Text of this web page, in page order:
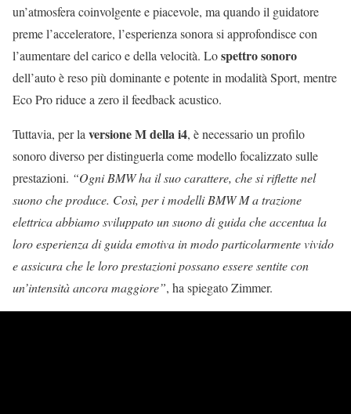
un’atmosfera coinvolgente e piacevole, ma quando il guidatore
preme l’acceleratore, l’esperienza sonora si approfondisce con
l’aumentare del carico e della velocità. Lospettro sonoro
dell’auto è reso più dominante e potente in modalità Sport, mentre
Eco Pro riduce a zero il feedback acustico.
Tuttavia, per la versione M della i4, è necessario un profilo
sonoro diverso per distinguerla come modello focalizzato sulle
prestazioni. “Ogni BMW ha il suo carattere, che si riflette nel
suono che produce. Così, per i modelli BMW M a trazione
elettrica abbiamo sviluppato un suono di guida che accentua la
loro esperienza di guida emotiva in modo particolarmente vivido
e assicura che le loro prestazioni possano essere sentite con
un’intensità ancora maggiore”, ha spiegato Zimmer.